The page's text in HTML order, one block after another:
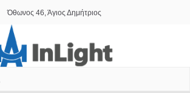
Όθωνος 46, Άγιος Δημήτριος